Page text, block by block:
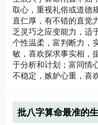
取心，重视礼俗或道德
直仁厚，有不错的直觉
乏灵巧之应变能力，适
个性温柔，富判断力，
敏，喜欢探求事实相，
于分析和计划；富同情
不稳定，嫉妒心重，喜
批八字算命最准的